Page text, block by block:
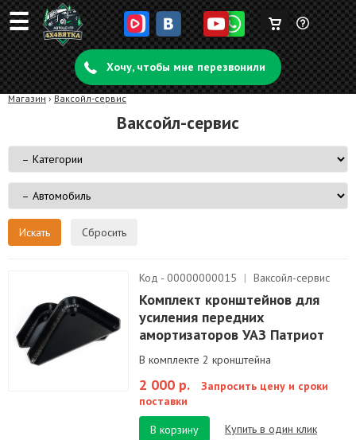
☰ Задать
вопрос
Корзина
пуста
Хочу, чтобы мне перезвонили
Магазин › Ваксойл-сервис
Ваксойл-сервис
Сбросить
Код - 00000000015 | Ваксойл-сервис
Комплект кронштейнов для
усиления передних
амортизаторов УАЗ Патриот
В комплекте 2 кронштейна
2 000 р.
Запросить цену и сроки
поставки
В корзину
Купить в один клик